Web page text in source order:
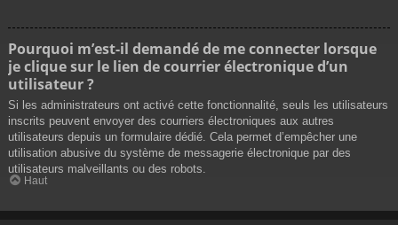
Pourquoi m’est-il demandé de me connecter lorsque
je clique sur le lien de courrier électronique d’un
utilisateur ?
Si les administrateurs ont activé cette fonctionnalité, seuls les utilisateurs
inscrits peuvent envoyer des courriers électroniques aux autres
utilisateurs depuis un formulaire dédié. Cela permet d’empêcher une
utilisation abusive du système de messagerie électronique par des
utilisateurs malveillants ou des robots.
Haut